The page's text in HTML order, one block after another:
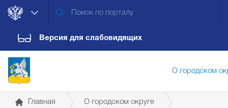
Версия для слабовидящих
О городском
Главная О городском округе